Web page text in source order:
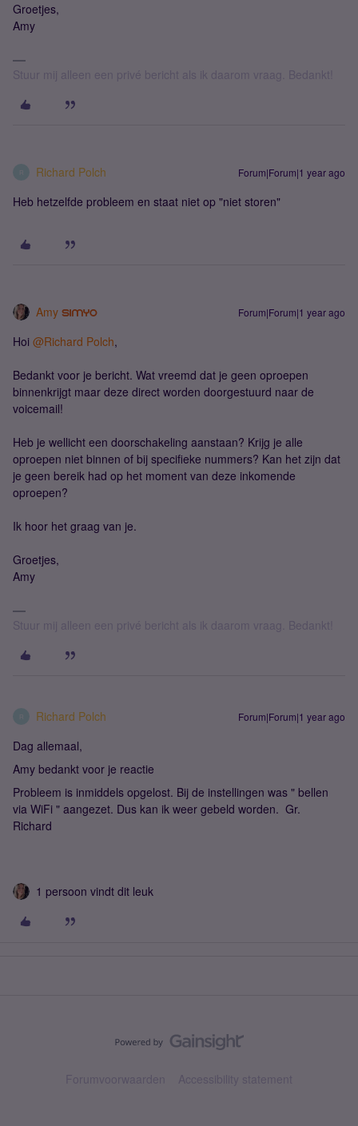
Groetjes,
Amy
Stuur mij alleen een privé bericht als ik daarom vraag. Bedankt!
Richard Polch Forum|Forum|1 year ago
Heb hetzelfde probleem en staat niet op "niet storen"
Amy Forum|Forum|1 year ago
Hoi ​ @Richard Polch,
Bedankt voor je bericht. Wat vreemd dat je geen oproepen
binnenkrijgt maar deze direct worden doorgestuurd naar de
voicemail!
Heb je wellicht een doorschakeling aanstaan? Krijg je alle
oproepen niet binnen of bij specifieke nummers? Kan het zijn dat
je geen bereik had op het moment van deze inkomende
oproepen?
Ik hoor het graag van je.
Groetjes,
Amy
Stuur mij alleen een privé bericht als ik daarom vraag. Bedankt!
Richard Polch Forum|Forum|1 year ago
Dag allemaal,
Amy bedankt voor je reactie
Probleem is inmiddels opgelost. Bij de instellingen was " bellen
via WiFi " aangezet. Dus kan ik weer gebeld worden. Gr.
Richard
1 persoon vindt dit leuk
Forumvoorwaarden Accessibility statement